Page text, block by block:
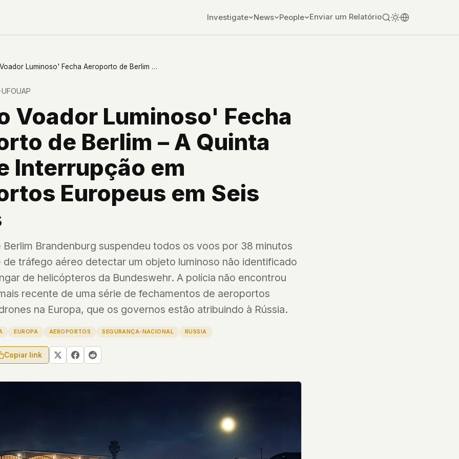
Investigate News People Enviar um Relatório
served
server-side
is built. No
are self-
the
you type
attracts
'Objeto Voador Luminoso' Fecha Aeroporto de Berlim – A Quinta Grande Interrupção em Aeroportos Europeus em Seis Meses
·UFOUAP
Voador Luminoso' Fecha
de Berlim – A Quinta
Interrupção em
Europeus em Seis
Brandenburg suspendeu todos os voos por 38 minutos
de tráfego aéreo detectar um objeto luminoso não identificado
de helicópteros da Bundeswehr. A polícia não encontrou
recente de uma série de fechamentos de aeroportos
na Europa, que os governos estão atribuindo à Rússia.
EUROPA AEROPORTOS SEGURANÇA-NACIONAL RUSSIA
Copiar link